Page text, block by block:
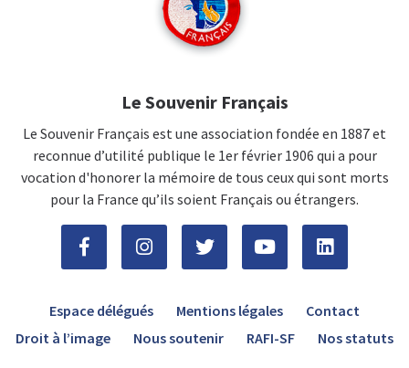
Le Souvenir Français
Le Souvenir Français est une association fondée en 1887 et
reconnue d’utilité publique le 1er février 1906 qui a pour
vocation d'honorer la mémoire de tous ceux qui sont morts
pour la France qu’ils soient Français ou étrangers.
Espace délégués Mentions légales
Contact
Droit à l’image
Nous soutenir RAFI-SF Nos statuts